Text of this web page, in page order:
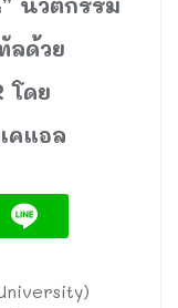
ลด้วย
โดย
คแอล